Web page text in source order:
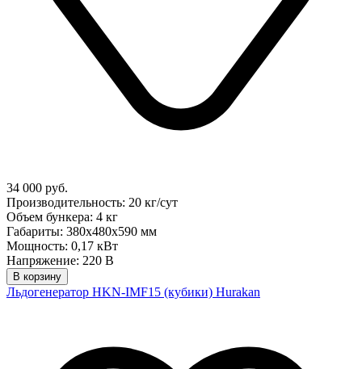
34 000 руб.
Производительность: 20 кг/сут
Объем бункера: 4 кг
Габариты: 380х480х590 мм
Мощность: 0,17 кВт
Напряжение: 220 В
В корзину
Льдогенератор HKN-IMF15 (кубики) Hurakan